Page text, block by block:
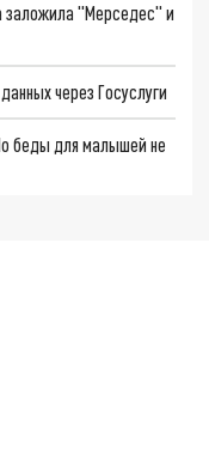
заложила "Мерседес" и
через Госуслуги
беды для малышей не